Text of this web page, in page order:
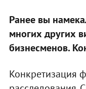
Ранее вы
многих других
бизнесменов.
Конкретизация